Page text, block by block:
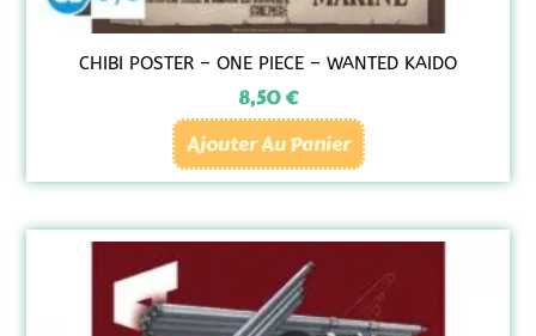
CHIBI POSTER – ONE PIECE – WANTED KAIDO
8,50€
Ajouter Au Panier